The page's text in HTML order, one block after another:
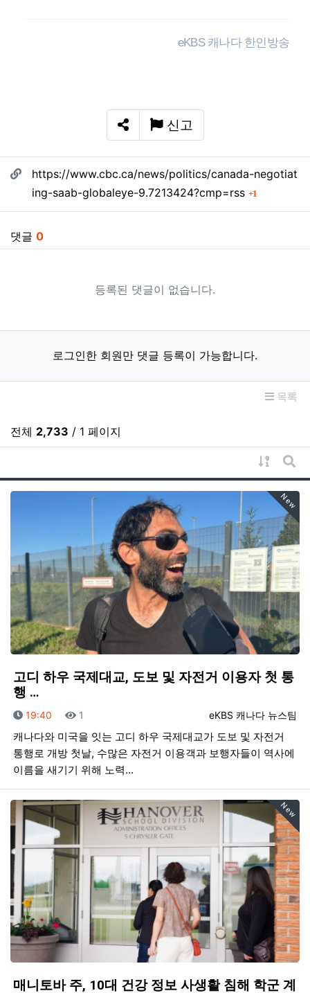
eKBS 캐나다 한인방송
SNS 공유
신고
관련자료
https://www.cbc.ca/news/politics/canada-negotiat
ing-saab-globaleye-9.7213424?cmp=rss
1
댓글 0
등록된 댓글이 없습니다.
로그인한 회원만 댓글 등록이 가능합니다.
목록
전체 2,733 / 1 페이지
게시물
게
New
고디 하우 국제대교, 도보 및 자전거 이용자 첫 통
행 …
등록자
eKBS 캐나다 뉴스팀
등록일
19:40 조회
1
캐나다와 미국을 잇는 고디 하우 국제대교가 도보 및 자전거
통행로 개방 첫날, 수많은 자전거 이용객과 보행자들이 역사에
이름을 새기기 위해 노력…
New
매니토바 주, 10대 건강 정보 사생활 침해 학군 계